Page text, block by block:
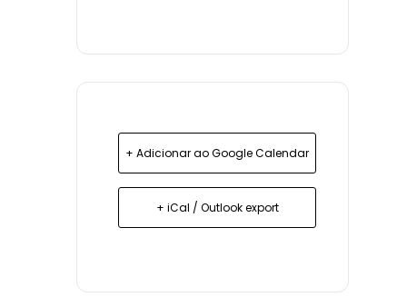
+ Adicionar ao Google Calendar
+ iCal / Outlook export